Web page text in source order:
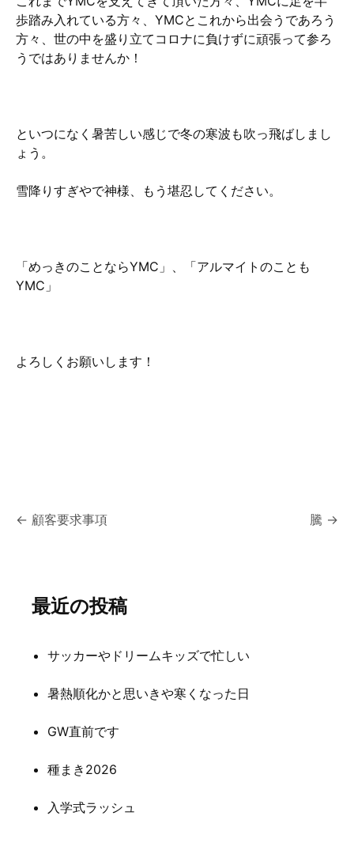
歩踏み入れている方々、YMCとこれから出会うであろう
方々、世の中を盛り立てコロナに負けずに頑張って参ろ
うではありませんか！
といつになく暑苦しい感じで冬の寒波も吹っ飛ばしまし
ょう。
雪降りすぎやで神様、もう堪忍してください。
「めっきのことならYMC」、「アルマイトのことも
YMC」
よろしくお願いします！
投
ビ
シ
← 顧客要求事項 騰 →
最近の投稿
サッカーやドリームキッズで忙しい
暑熱順化かと思いきや寒くなった日
GW直前です
種まき2026
入学式ラッシュ